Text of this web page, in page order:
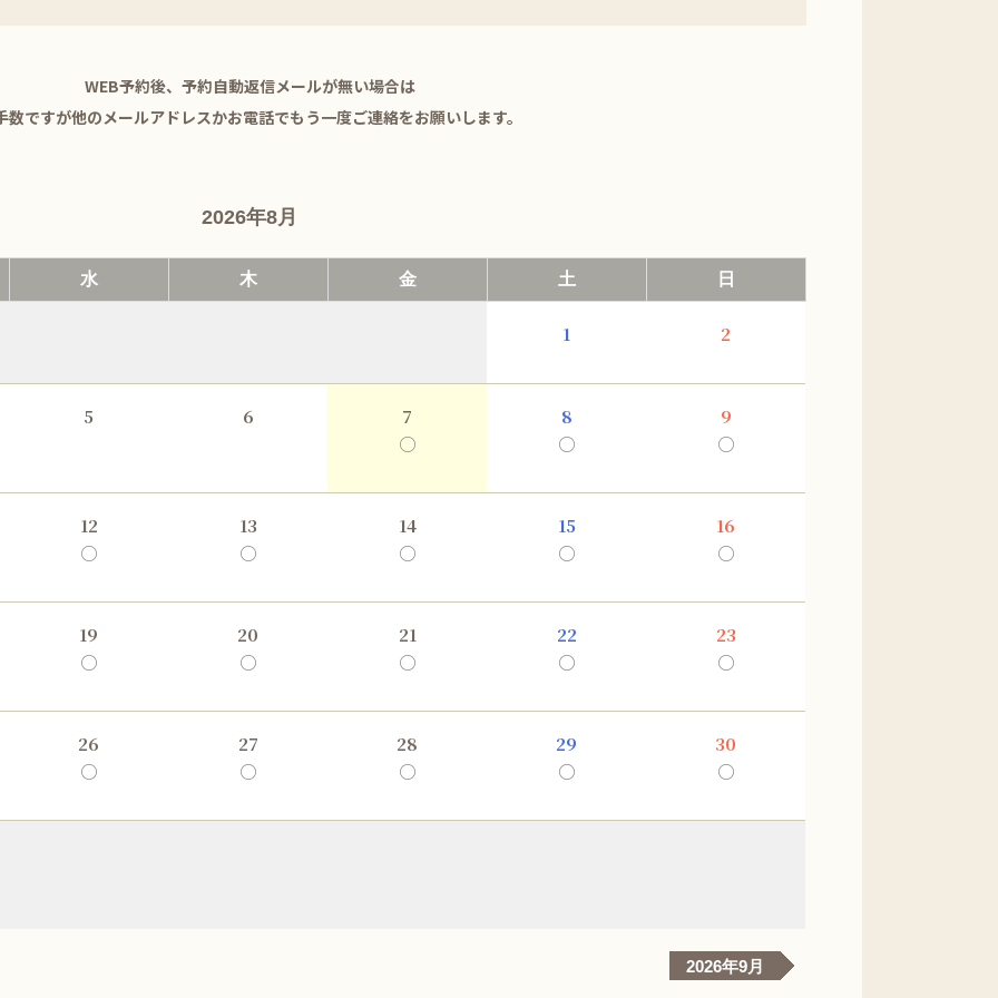
WEB予約後、予約自動返信メールが無い場合は
数ですが他のメールアドレスかお電話でもう一度ご連絡をお願いします。
2026年8月
水 木 金 土 日
1 2
5 6 7
○
8
○
9
○
12
○
13
○
14
○
15
○
16
○
19
○
20
○
21
○
22
○
23
○
26
○
27
○
28
○
29
○
30
○
2026年9月